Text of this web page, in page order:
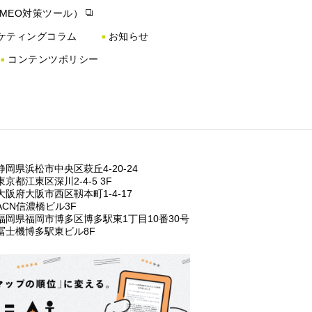
対策ツール）
ティングコラム お知らせ
コンテンツポリシー
岡県浜松市中央区萩丘4-20-24
京都江東区深川2-4-5 3F
阪府⼤阪市⻄区靱本町1-4-17
信濃橋ビル3F
岡県福岡市博多区博多駅東1丁⽬10番30号
士機博多駅東ビル8F